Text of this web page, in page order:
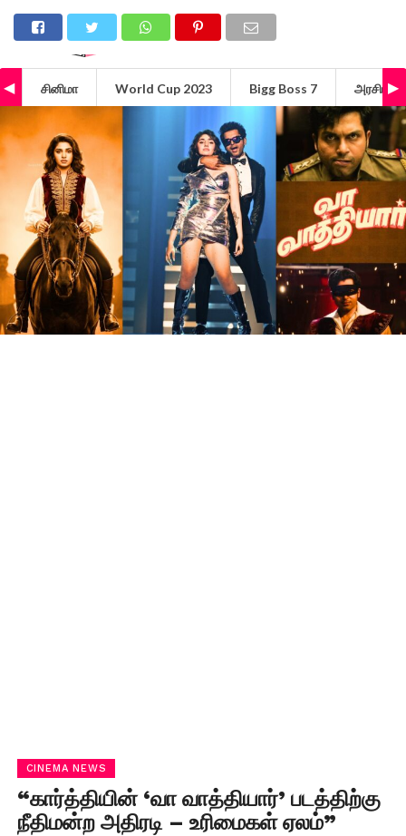
சினிமா World Cup 2023 Bigg Boss 7 அரசியல்
CINEMA NEWS
“கார்த்தியின் ‘வா வாத்தியார்’ படத்திற்கு
நீதிமன்ற அதிரடி – உரிமைகள் ஏலம்”